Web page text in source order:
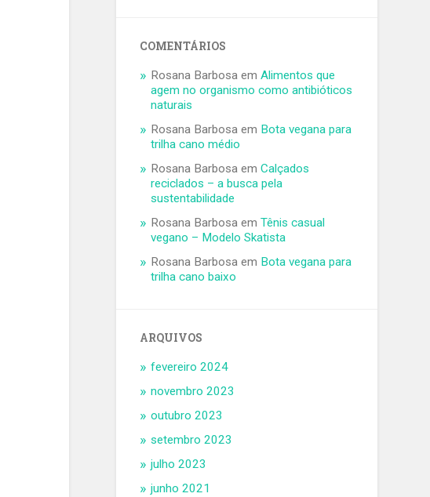
COMENTÁRIOS
Rosana Barbosa emAlimentos que
agem no organismo como antibióticos
naturais
Rosana Barbosa em Bota vegana para
trilha cano médio
Rosana Barbosa emCalçados
reciclados – a busca pela
sustentabilidade
Rosana Barbosa emTênis casual
vegano – Modelo Skatista
Rosana Barbosa em Bota vegana para
trilha cano baixo
ARQUIVOS
fevereiro 2024
novembro 2023
outubro 2023
setembro 2023
julho 2023
junho 2021